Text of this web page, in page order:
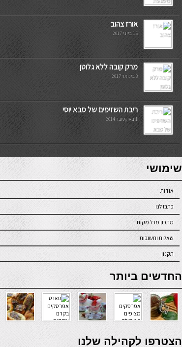
אורז צהוב
15 ביוני 2017
מרק קובה ללא גלוטן
3 בינואר 2017
ריבת השזיפים של סבא יוסי
1 באוקטובר 2014
7slots
seriöse online casinos österreich
שימושי
אודות
כתבו לנו
מתכון מכל מקום
שאלות ותשובות
תקנון
online casino
החדשים ביותר
verde casino
הצטרפו לקהילה שלנו